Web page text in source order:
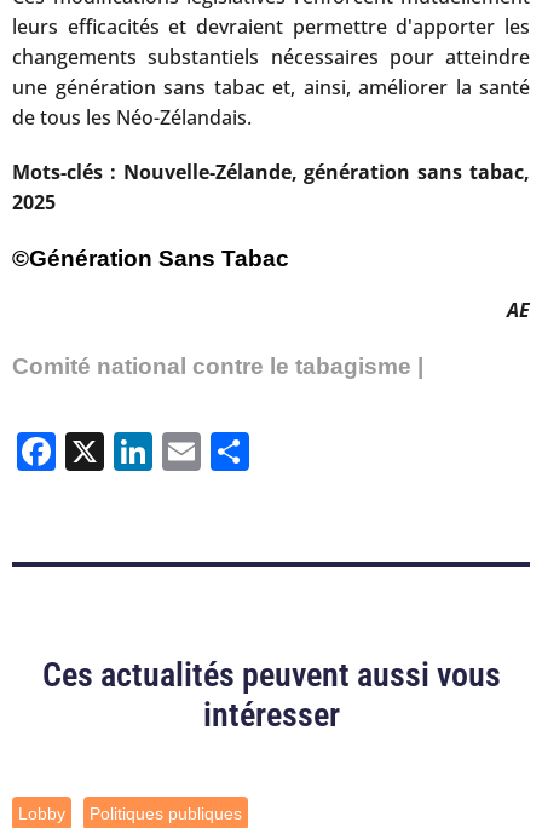
leurs efficacités et devraient permettre d'apporter les
changements substantiels nécessaires pour atteindre
une génération sans tabac et, ainsi, améliorer la santé
de tous les Néo-Zélandais.
Mots-clés : Nouvelle-Zélande, génération sans tabac,
2025
©Génération Sans Tabac
AE
Comité national contre le tabagisme |
Facebook
X LinkedIn
Email
Ces actualités peuvent aussi vous
intéresser
Lobby Politiques publiques